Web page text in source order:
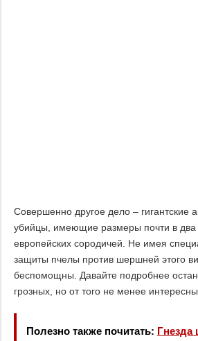
Совершенно другое дело – гигантские
убийцы, имеющие размеры почти в
европейских сородичей. Не имея
защиты пчелы против шершней этого
беспомощны. Давайте подробнее
грозных, но от того не менее
Полезно также почитать: